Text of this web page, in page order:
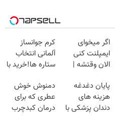
اگر میخوای
ایمپلنت کنی
الان وقتشه |
میلیون تومان!!!
کرم جوانساز
آلمانی انتخاب
ستاره ها!خرید با
پایان دغدغه
هزینه های
دندان پزشکی با
دمنوش خوش
عطری که برای
درمان کبدچرب